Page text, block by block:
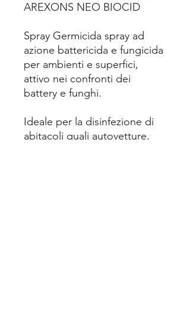
AREXONS NEO BIOCID
Spray Germicida spray ad
azione battericida e fungicida
per ambienti e superfici,
attivo nei confronti dei
battery e funghi.
Ideale per la disinfezione di
abitacoli quali autovetture,